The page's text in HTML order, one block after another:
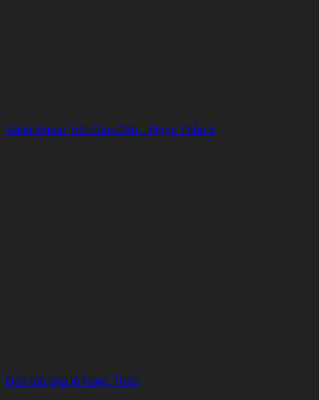
Vách Ngoài Trời Cao Cấp _ Ngọc Thảo 5
Đèn thả pha lê Ngọc Thảo